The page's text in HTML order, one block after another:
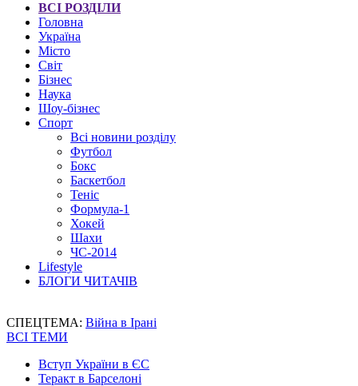
ВСІ РОЗДІЛИ
Головна
Україна
Місто
Світ
Бізнес
Наука
Шоу-бізнес
Спорт
Всі новини розділу
Футбол
Бокс
Баскетбол
Теніс
Формула-1
Хокей
Шахи
ЧС-2014
Lifestyle
БЛОГИ ЧИТАЧІВ
СПЕЦТЕМА: Війна в Ірані
ВСІ ТЕМИ
Вступ України в ЄС
Теракт в Барселоні